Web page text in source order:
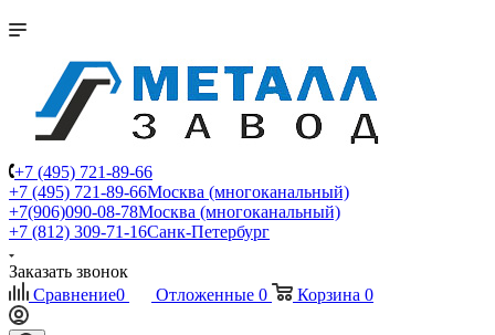
+7 (495) 721-89-66
+7 (495) 721-89-66Москва (многоканальный)
+7(906)090-08-78Москва (многоканальный)
+7 (812) 309-71-16Санк-Петербург
Заказать звонок
Сравнение0 Отложенные 0 Корзина 0